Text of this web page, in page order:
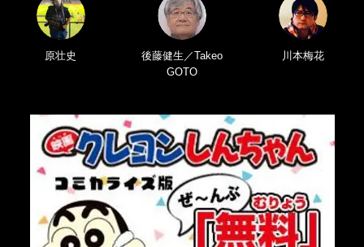
原壮史
後藤健生／Takeo
GOTO
川本梅花